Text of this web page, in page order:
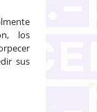
los
sus